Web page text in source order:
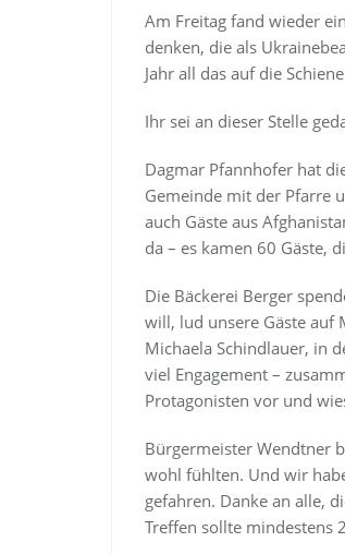
Am Freitag fand wieder
denken, die als
Jahr all das auf die
Ihr sei an dieser Stelle
Dagmar Pfannhofer hat
Gemeinde mit der Pfarre
auch Gäste aus
da – es kamen 60 Gäste,
Die Bäckerei Berger
will, lud unsere Gäste auf
Michaela Schindlauer, in
viel Engagement –
Protagonisten vor und
Bürgermeister Wendtner
wohl fühlten. Und wir
gefahren. Danke an alle,
Treffen sollte mindestens